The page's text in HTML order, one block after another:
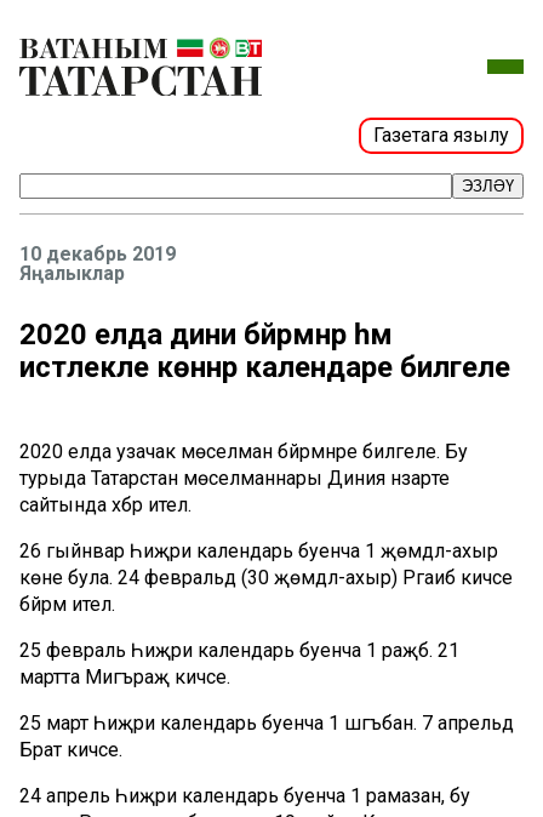
Газетага язылу
ЭЗЛӘҮ
10 декабрь 2019
Яңалыклар
2020 елда дини бәйрәмнәр һәм
истәлекле көннәр календаре билгеле
2020 елда узачак мөселман бәйрәмнәре билгеле. Бу
турыда Татарстан мөселманнары Диния нәзарәте
сайтында хәбәр ителә.
26 гыйнвар Һиҗри календарь буенча 1 җөмәдәл-ахыр
көне була. 24 февральдә (30 җөмәдәл-ахыр) Рәгаиб кичәсе
бәйрәм ителә.
25 февраль Һиҗри календарь буенча 1 раҗәб. 21
мартта Мигъраҗ кичәсе.
25 март Һиҗри календарь буенча 1 шәгъбан. 7 апрельдә
Бәраәт кичәсе.
24 апрель Һиҗри календарь буенча 1 рамазан, бу